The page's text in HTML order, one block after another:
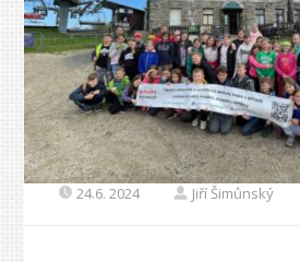
24.6. 2024 Jiří Šimůnský